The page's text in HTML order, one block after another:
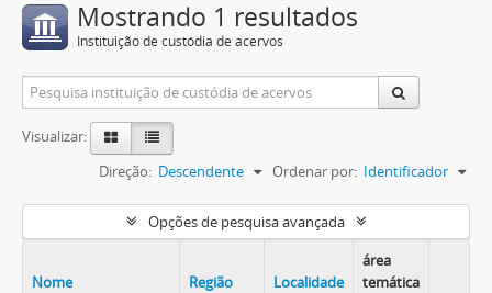
Mostrando 1 resultados
Instituição de custódia de acervos
Visualizar:
Ordenar por: Identificador
Direção: Descendente
Opções de pesquisa avançada
Nome Região Localidade
área
temática